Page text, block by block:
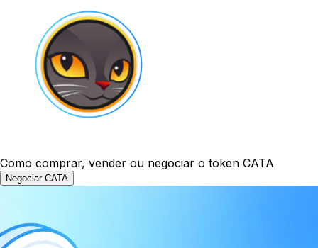
Como comprar, vender ou negociar o token CATA
Negociar CATA